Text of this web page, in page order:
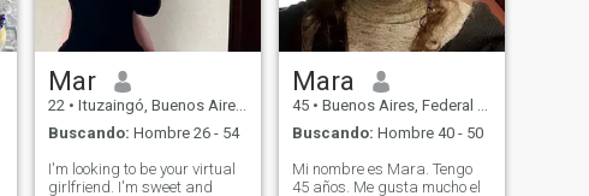
Mar
22 • Ituzaingó, Buenos Aires, Argentina
Buscando: Hombre 26 - 54
I'm looking to be your virtual
girlfriend. I'm sweet and
Mara
45 • Buenos Aires, Federal District, Argentina
Buscando: Hombre 40 - 50
Mi nombre es Mara. Tengo
45 años. Me gusta mucho el